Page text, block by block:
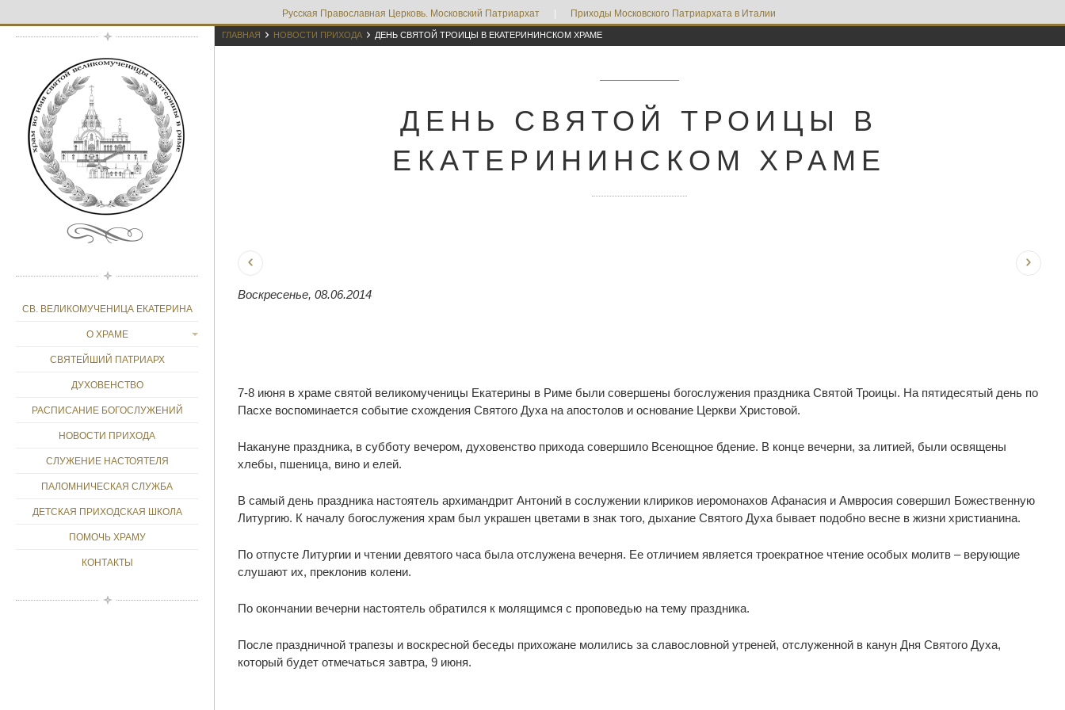
Русская Православная Церковь. Московский Патриархат Приходы Московского Патриархата в Италии
СВ. ВЕЛИКОМУЧЕНИЦА ЕКАТЕРИНА
О ХРАМЕ
СВЯТЕЙШИЙ ПАТРИАРХ
ДУХОВЕНСТВО
РАСПИСАНИЕ БОГОСЛУЖЕНИЙ
НОВОСТИ ПРИХОДА
СЛУЖЕНИЕ НАСТОЯТЕЛЯ
ПАЛОМНИЧЕСКАЯ СЛУЖБА
ДЕТСКАЯ ПРИХОДСКАЯ ШКОЛА
ПОМОЧЬ ХРАМУ
КОНТАКТЫ
ГЛАВНАЯ  НОВОСТИ ПРИХОДА  ДЕНЬ СВЯТОЙ ТРОИЦЫ В ЕКАТЕРИНИНСКОМ ХРАМЕ
ДЕНЬ СВЯТОЙ ТРОИЦЫ В
ЕКАТЕРИНИНСКОМ ХРАМЕ
Воскресенье, 08.06.2014
7-8 июня в храме святой великомученицы Екатерины в Риме были совершены богослужения праздника Святой Троицы. На пятидесятый день по
Пасхе воспоминается событие схождения Святого Духа на апостолов и основание Церкви Христовой.
Накануне праздника, в субботу вечером, духовенство прихода совершило Всенощное бдение. В конце вечерни, за литией, были освящены
хлебы, пшеница, вино и елей.
В самый день праздника настоятель архимандрит Антоний в сослужении клириков иеромонахов Афанасия и Амвросия совершил Божественную
Литургию. К началу богослужения храм был украшен цветами в знак того, дыхание Святого Духа бывает подобно весне в жизни христианина.
По отпусте Литургии и чтении девятого часа была отслужена вечерня. Ее отличием является троекратное чтение особых молитв – верующие
слушают их, преклонив колени.
По окончании вечерни настоятель обратился к молящимся с проповедью на тему праздника.
После праздничной трапезы и воскресной беседы прихожане молились за славословной утреней, отслуженной в канун Дня Святого Духа,
который будет отмечаться завтра, 9 июня.